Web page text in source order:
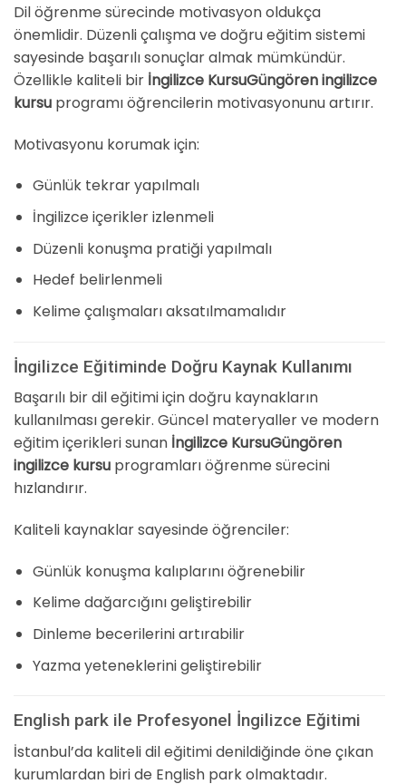
Dil öğrenme sürecinde motivasyon oldukça
önemlidir. Düzenli çalışma ve doğru eğitim sistemi
sayesinde başarılı sonuçlar almak mümkündür.
Özellikle kaliteli bir İngilizce KursuGüngören ingilizce
kursu programı öğrencilerin motivasyonunu artırır.
Motivasyonu korumak için:
Günlük tekrar yapılmalı
İngilizce içerikler izlenmeli
Düzenli konuşma pratiği yapılmalı
Hedef belirlenmeli
Kelime çalışmaları aksatılmamalıdır
İngilizce Eğitiminde Doğru Kaynak Kullanımı
Başarılı bir dil eğitimi için doğru kaynakların
kullanılması gerekir. Güncel materyaller ve modern
eğitim içerikleri sunan İngilizce KursuGüngören
ingilizce kursu programları öğrenme sürecini
hızlandırır.
Kaliteli kaynaklar sayesinde öğrenciler:
Günlük konuşma kalıplarını öğrenebilir
Kelime dağarcığını geliştirebilir
Dinleme becerilerini artırabilir
Yazma yeteneklerini geliştirebilir
English park ile Profesyonel İngilizce Eğitimi
İstanbul’da kaliteli dil eğitimi denildiğinde öne çıkan
kurumlardan biri de English park olmaktadır.